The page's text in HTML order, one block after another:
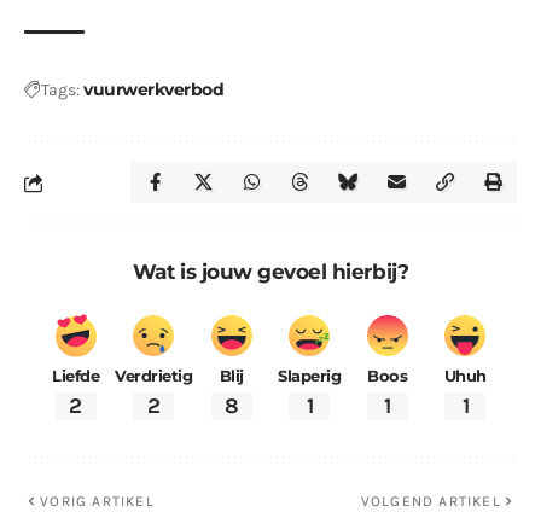
Tags:vuurwerkverbod
Wat is jouw gevoel hierbij?
Liefde
2
Verdrietig
2
Blij
8
Slaperig
1
Boos
1
Uhuh
1
VORIG ARTIKEL VOLGEND ARTIKEL